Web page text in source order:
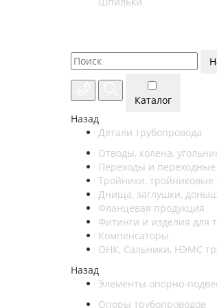
Каталог
Назад
Детали трубопровода
Отводы, колена,
Переходы и переходные
Тройники, тройниковые
Днища, заглушки,
Фланцевая продукция
Фитинги и изделия для
Компенсаторы
ОНК, Сальники, НЭМС
Назад
Элементы опорно-
Опоры трубопроводов